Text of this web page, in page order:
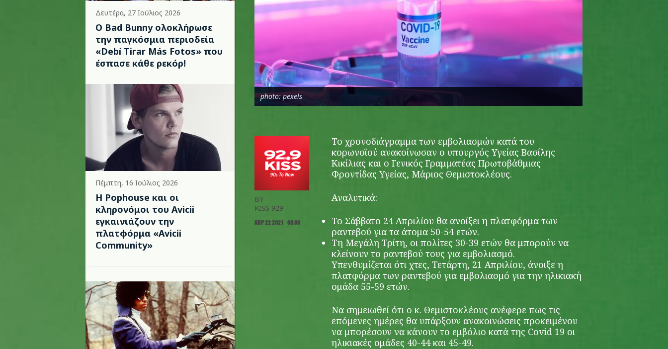
Δευτέρα, 27 Ιούλιος 2026
Ο Bad Bunny ολοκλήρωσε
την παγκόσμια περιοδεία
«Debí Tirar Más Fotos» που
έσπασε κάθε ρεκόρ!
Πέμπτη, 16 Ιούλιος 2026
Η Pophouse και οι
κληρονόμοι του Avicii
εγκαινιάζουν την
πλατφόρμα «Avicii
Community»
photo: pexels
BY
KISS 929
ΑΠΡ 22 2021 - 08:30
Το χρονοδιάγραμμα των εμβολιασμών κατά του
κορωνοϊού ανακοίνωσαν ο υπουργός Υγείας Βασίλης
Κικίλιας και ο Γενικός Γραμματέας Πρωτοβάθμιας
Φροντίδας Υγείας, Μάριος Θεμιστοκλέους.
Αναλυτικά:
Το Σάββατο 24 Απριλίου θα ανοίξει η πλατφόρμα των
ραντεβού για τα άτομα 50-54 ετών.
Τη Μεγάλη Τρίτη, οι πολίτες 30-39 ετών θα μπορούν να
κλείνουν το ραντεβού τους για εμβολιασμό.
Υπενθυμίζεται ότι χτες, Τετάρτη, 21 Απριλίου, άνοιξε η
πλατφόρμα των ραντεβού για εμβολιασμό για την ηλικιακή
ομάδα 55-59 ετών.
Να σημειωθεί ότι ο κ. Θεμιστοκλέους ανέφερε πως τις
επόμενες ημέρες θα υπάρξουν ανακοινώσεις προκειμένου
να μπορέσουν να κάνουν το εμβόλιο κατά της Covid 19 οι
ηλικιακές ομάδες 40-44 και 45-49.